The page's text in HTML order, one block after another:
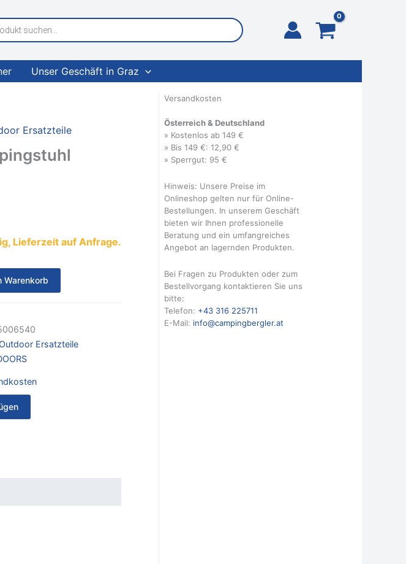
Unser Geschäft in Graz
Ersatzteile
Lieferzeit auf Anfrage.
Warenkorb
Ersatzteile
Versandkosten
Österreich & Deutschland
» Kostenlos ab 149 €
» Bis 149 €: 12,90 €
» Sperrgut: 95 €
Hinweis: Unsere Preise im
Onlineshop gelten nur für Online-
Bestellungen. In unserem Geschäft
bieten wir Ihnen professionelle
Beratung und ein umfangreiches
Angebot an lagernden Produkten.
Bei Fragen zu Produkten oder zum
Bestellvorgang kontaktieren Sie uns
bitte:
Telefon: +43 316 225711
E-Mail: info@campingbergler.at